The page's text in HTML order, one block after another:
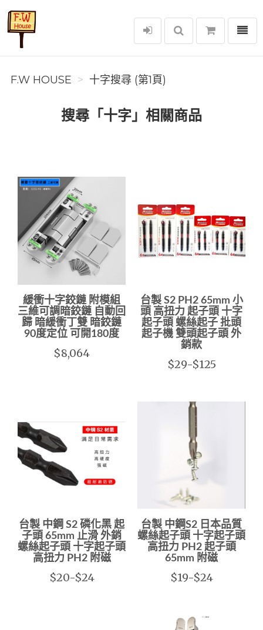
F.W House
選單
F.W HOUSE 十字搜尋 (第1頁)
搜尋「十字」相關商品
緩衝十字鉸鏈 附模組
三維可調暗鉸鏈 自動回
歸 暗緩衝丁雙 暗鉸鏈
90度定位 可開180度
$8,064
台製 S2 PH2 65mm 小
頭 高扭力 起子頭 十字
起子頭 螺絲起子 批頭
起子機 雙頭起子頭 外
銷款
$29-$125
台製 中鋼 S2 磷化黑 起
子頭 65mm 止滑 外銷
螺絲起子頭 十字起子頭
高扭力 PH2 附磁
$20-$24
台製 中鋼S2 日本品質
螺絲起子頭 十字起子頭
高扭力 PH2 起子頭
65mm 附磁
$19-$24